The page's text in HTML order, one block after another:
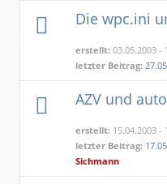
Die wpc.ini
erstellt: 03.05.2003 -
letzter Beitrag:
AZV und
erstellt: 15.04.2003
letzter Beitrag:
Sichmann